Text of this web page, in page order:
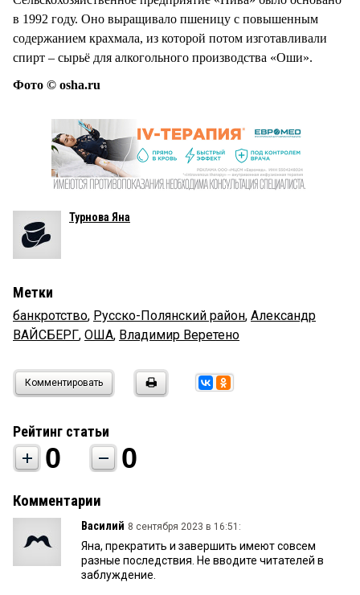
в 1992 году. Оно выращивало пшеницу с повышенным
содержанием крахмала, из которой потом изготавливали
спирт – сырьё для алкогольного производства «Оши».
Фото © osha.ru
Турнова Яна
Метки
банкротство, Русско-Полянский район, Александр
ВАЙСБЕРГ, ОША, Владимир Веретено
Комментировать
Рейтинг статьи
0 0
Комментарии
Василий 8 сентября 2023 в 16:51:
Яна, прекратить и завершить имеют совсем
разные последствия. Не вводите читателей в
заблуждение.